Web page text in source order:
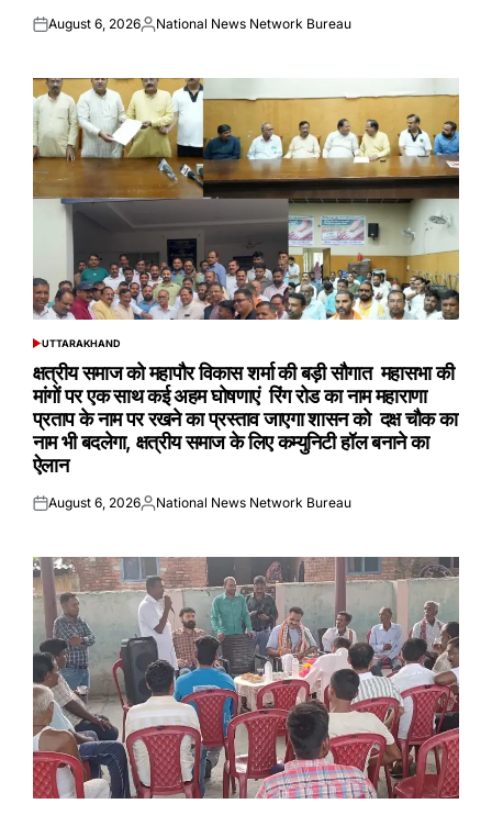
Posted
August 6, 2026Posted
National News Network Bureau
POSTED
UTTARAKHAND
क्षत्रीय समाज को महापौर विकास शर्मा की बड़ी सौगात महासभा की
मांगों पर एक साथ कई अहम घोषणाएं रिंग रोड का नाम महाराणा
प्रताप के नाम पर रखने का प्रस्ताव जाएगा शासन को दक्ष चौक का
नाम भी बदलेगा, क्षत्रीय समाज के लिए कम्युनिटी हॉल बनाने का
ऐलान
Posted
August 6, 2026Posted
National News Network Bureau